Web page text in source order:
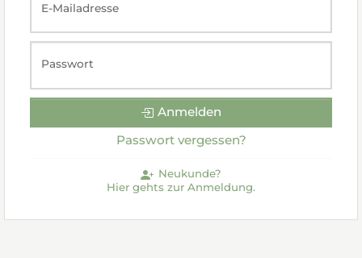
E-Mailadresse
Passwort
Anmelden
Passwort vergessen?
Neukunde?
Hier gehts zur Anmeldung.